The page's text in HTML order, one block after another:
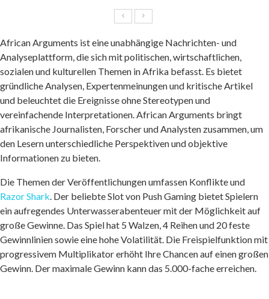
African Arguments ist eine unabhängige Nachrichten- und
Analyseplattform, die sich mit politischen, wirtschaftlichen,
sozialen und kulturellen Themen in Afrika befasst. Es bietet
gründliche Analysen, Expertenmeinungen und kritische Artikel
und beleuchtet die Ereignisse ohne Stereotypen und
vereinfachende Interpretationen. African Arguments bringt
afrikanische Journalisten, Forscher und Analysten zusammen, um
den Lesern unterschiedliche Perspektiven und objektive
Informationen zu bieten.
Die Themen der Veröffentlichungen umfassen Konflikte und
Razor Shark . Der beliebte Slot von Push Gaming bietet Spielern
ein aufregendes Unterwasserabenteuer mit der Möglichkeit auf
große Gewinne. Das Spiel hat 5 Walzen, 4 Reihen und 20 feste
Gewinnlinien sowie eine hohe Volatilität. Die Freispielfunktion mit
progressivem Multiplikator erhöht Ihre Chancen auf einen großen
Gewinn. Der maximale Gewinn kann das 5.000-fache erreichen.